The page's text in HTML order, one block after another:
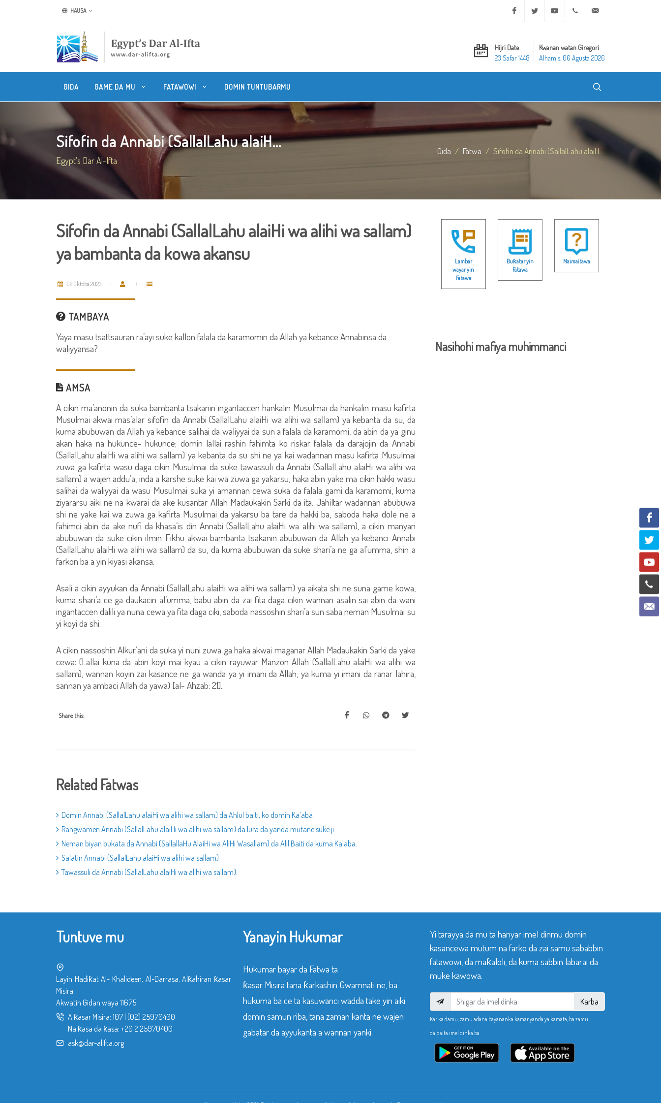
HAUSA Facebook Twitter Youtube +20 2 25970400
Hijri Date
23 Safar 1448
Kwanan watan Giregori
Alhamis, 06 Agusta 2026
GIDA GAME DA MU FATAWOWI DOMIN TUNTUBARMU
Sifofin da Annabi (SallalLahu alaiH...
Egypt's Dar Al-Ifta
Gida Fatwa Sifofin da Annabi (SallalLahu alaiH...
Sifofin da Annabi (SallalLahu alaiHi wa alihi wa sallam)
ya bambanta da kowa akansu
02 Oktoba 2023
TAMBAYA
Yaya masu tsattsauran ra’ayi suke kallon falala da karamomin da Allah ya kebance Annabinsa da
waliyyansa?
AMSA
A cikin ma’anonin da suka bambanta tsakanin ingantaccen hankalin Musulmai da hankalin masu kafirta
Musulmai akwai mas’alar sifofin da Annabi (SallalLahu alaiHi wa alihi wa sallam) ya kebanta da su, da
kuma abubuwan da Allah ya kebance salihai da waliyyai da sun a falala da karamomi, da abin da ya ginu
akan haka na hukunce- hukunce; domin lallai rashin fahimta ko riskar falala da darajojin da Annabi
(SallalLahu alaiHi wa alihi wa sallam) ya kebanta da su shi ne ya kai wadannan masu kafirta Musulmai
zuwa ga kafirta wasu daga cikin Musulmai da suke tawassuli da Annabi (SallalLahu alaiHi wa alihi wa
sallam) a wajen addu’a, inda a karshe suke kai wa zuwa ga yakarsu, haka abin yake ma cikin hakki wasu
salihai da waliyyai da wasu Musulmai suka yi amannan cewa suka da falala gami da karamomi, kuma
ziyararsu aiki ne na kwarai da ake kusantar Allah Madaukakin Sarki da ita. Jahiltar wadannan abubuwa
shi ne yake kai wa zuwa ga kafirta Musulmai da yakarsu ba tare da hakki ba, saboda haka dole ne a
fahimci abin da ake nufi da khasa’is din Annabi (SallalLahu alaiHi wa alihi wa sallam), a cikin manyan
abubuwan da suke cikin ilmin Fikhu akwai bambanta tsakanin abubuwan da Allah ya kebanci Annabi
(SallalLahu alaiHi wa alihi wa sallam) da su, da kuma abubuwan da suke shari’a ne ga al’umma, shin a
farkon ba a yin kiyasi akansa.
Asali a cikin ayyukan da Annabi (SallalLahu alaiHi wa alihi wa sallam) ya aikata shi ne suna game kowa,
kuma shari’a ce ga daukacin al’umma, babu abin da zai fita daga cikin wannan asalin sai abin da wani
ingantaccen dalili ya nuna cewa ya fita daga ciki, saboda nassoshin shari’a sun saba neman Musulmai su
yi koyi da shi.
A cikin nassoshin Alkur’ani da suka yi nuni zuwa ga haka akwai maganar Allah Madaukakin Sarki da yake
cewa: (Lallai kuna da abin koyi mai kyau a cikin rayuwar Manzon Allah (SallalLahu alaiHi wa alihi wa
sallam), wannan koyin zai kasance ne ga wanda ya yi imani da Allah, ya kuma yi imani da ranar lahira,
sannan ya ambaci Allah da yawa) [al- Ahzab: 21].
Share this:
Related Fatwas
Domin Annabi (SallalLahu alaiHi wa alihi wa sallam) da Ahlul baiti, ko domin Ka’aba
Rangwamen Annabi (SallalLahu alaiHi wa alihi wa sallam) da lura da yanda mutane suke ji
Neman biyan bukata da Annabi (SallallaHu AlaiHi wa AliHi Wasallam) da Alil Baiti da kuma Ka’aba.
Salatin Annabi (SallalLahu alaiHi wa alihi wa sallam)
Tawassuli da Annabi (SallalLahu alaiHi wa alihi wa sallam).
Lambar
wayar yin
Fatawa
Buƙatar yin
Fatawa
Maimaitawa
Nasihohi mafiya muhimmanci
Tuntuve mu
Layin Hadiƙat Al- Khalideen, Al-Darrasa, Alƙahiran ƙasar
Misira.
Akwatin Gidan waya 11675
A ƙasar Misira: 107 (02) 25970400
Na ƙasa da ƙasa: +20 2 25970400
ask@dar-alifta.org
Yanayin Hukumar
Hukumar bayar da Fatwa ta
ƙasar Misira tana ƙarkashin Gwamnati ne, ba
hukuma ba ce ta kasuwanci wadda take yin aiki
domin samun riba, tana zaman kanta ne wajen
gabatar da ayyukanta a wannan yanki.
Yi tarayya da mu ta hanyar imel dinmu domin
kasancewa mutum na farko da zai samu sababbin
fatawowi, da maƙaloli, da kuma sabbin labarai da
muke kawowa.
Karba
Kar ka damu, zamu adana bayananka kamar yanda ya kamata, ba zamu
daidaita imel dinka ba.